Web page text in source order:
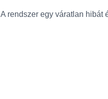
A rendszer egy váratlan hibát